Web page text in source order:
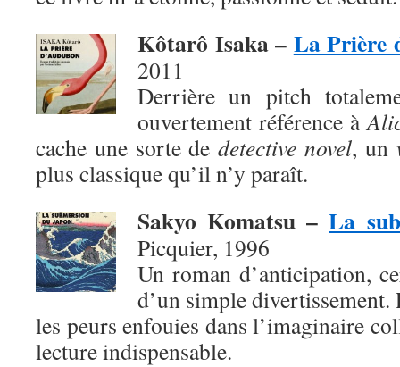
Kôtarô Isaka – La Prière
2011
Derrière un pitch
ouvertement référence à
cache une sorte dedetective novel, un
plus classique qu’il n’y paraît.
Sakyo Komatsu –La
Picquier, 1996
Un roman d’anticipation,
d’un simple
les peurs enfouies dans l’imaginaire
lecture indispensable.